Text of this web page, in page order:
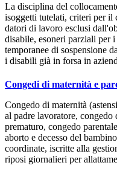
La disciplina del
isoggetti tutelati, criteri per il
datori di lavoro esclusi
disabile, esoneri parziali per
temporanee di sospensione
i disabili già in forsa in
Congedi di maternità e
Congedo di maternità
al padre lavoratore,
prematuro, congedo
aborto e decesso del
coordinate, iscritte alla
riposi giornalieri per